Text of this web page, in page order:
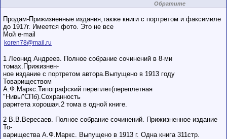
Обратите
внимание на
маленький стаж
пользователя на
рейтингом и
совершайте с
осторожностью!
Продам-Прижизненные издания,также книги с портретом и факсимиле
до 1917г. Имеется фото. Это не все
Мой e-mail
koren78@mail.ru
1 Леонид Андреев. Полное собрание сочинений в 8-ми
томах.Прижизнен-
ное издание с портретом автора.Выпущено в 1913 году
Товариществом
А.Ф.Маркс.Типографский переплет(переплетная
"Нивы"СПб).Сохранность
раритета хорошая.2 тома в одной книге.
2 В.В.Вересаев. Полное собрание сочинений. Прижизненное издание
То-
варищества А.Ф.Маркс. Выпущено в 1913 г. Одна книга 311стр.